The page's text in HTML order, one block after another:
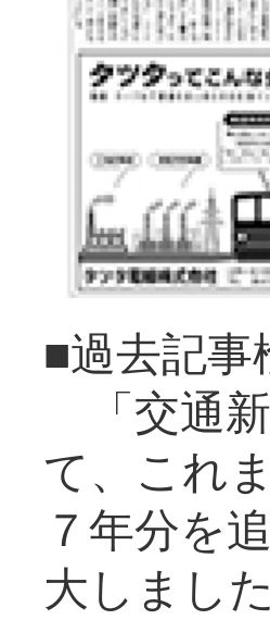
■過去記
「交通
て、これ
７年分を
大し